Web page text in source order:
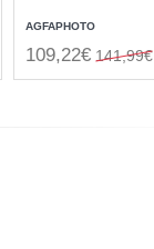
AGFAPHOTO
109,22€ 141,99€